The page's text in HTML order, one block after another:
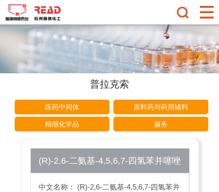
普拉克索
医药中间体 原料药与药用辅料
精细化学品 服务
(R)-2,6-二氨基-4,5,6,7-四氢苯并噻唑
中文名称： (R)-2,6-二氨基-4,5,6,7-四氢苯并